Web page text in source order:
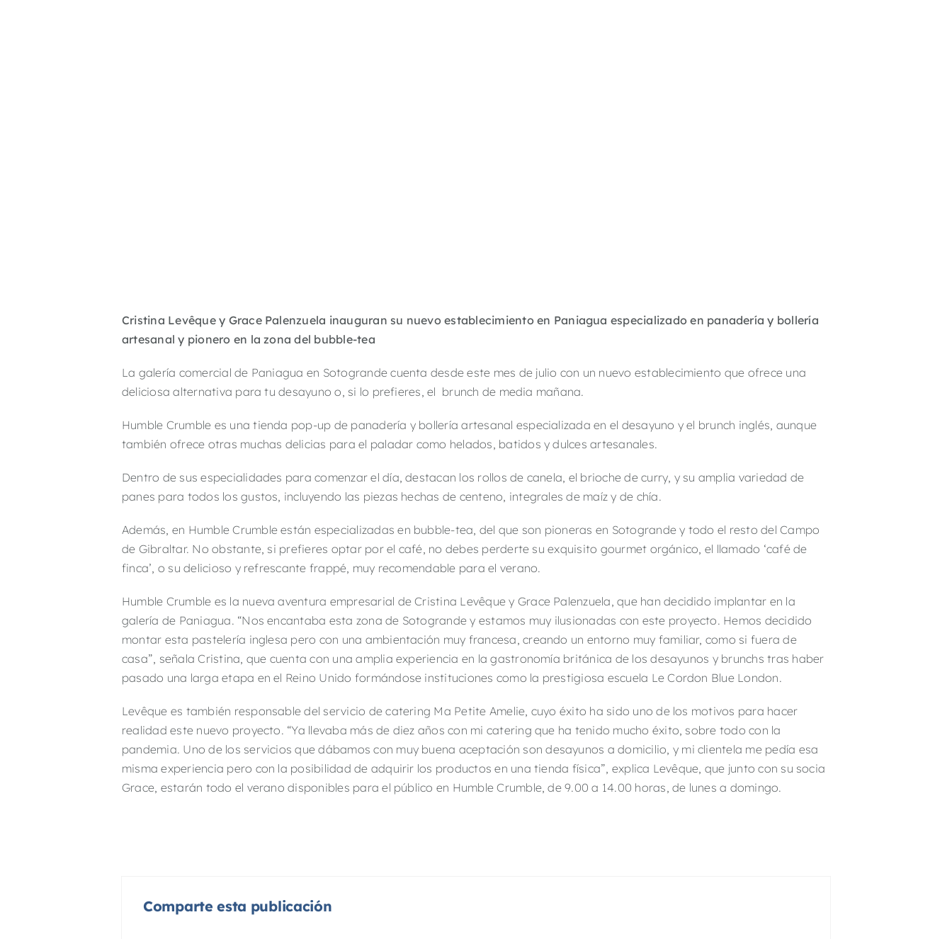
Cristina Levêque y Grace Palenzuela inauguran su nuevo establecimiento en Paniagua especializado en panadería y bollería
artesanal y pionero en la zona del bubble-tea
La galería comercial de Paniagua en Sotogrande cuenta desde este mes de julio con un nuevo establecimiento que ofrece una
deliciosa alternativa para tu desayuno o, si lo prefieres, el brunch de media mañana.
Humble Crumble es una tienda pop-up de panadería y bollería artesanal especializada en el desayuno y el brunch inglés, aunque
también ofrece otras muchas delicias para el paladar como helados, batidos y dulces artesanales.
Dentro de sus especialidades para comenzar el día, destacan los rollos de canela, el brioche de curry, y su amplia variedad de
panes para todos los gustos, incluyendo las piezas hechas de centeno, integrales de maíz y de chía.
Además, en Humble Crumble están especializadas en bubble-tea, del que son pioneras en Sotogrande y todo el resto del Campo
de Gibraltar. No obstante, si prefieres optar por el café, no debes perderte su exquisito gourmet orgánico, el llamado ‘café de
finca’, o su delicioso y refrescante frappé, muy recomendable para el verano.
Humble Crumble es la nueva aventura empresarial de Cristina Levêque y Grace Palenzuela, que han decidido implantar en la
galería de Paniagua. “Nos encantaba esta zona de Sotogrande y estamos muy ilusionadas con este proyecto. Hemos decidido
montar esta pastelería inglesa pero con una ambientación muy francesa, creando un entorno muy familiar, como si fuera de
casa”, señala Cristina, que cuenta con una amplia experiencia en la gastronomía británica de los desayunos y brunchs tras haber
pasado una larga etapa en el Reino Unido formándose instituciones como la prestigiosa escuela Le Cordon Blue London.
Levêque es también responsable del servicio de catering Ma Petite Amelie, cuyo éxito ha sido uno de los motivos para hacer
realidad este nuevo proyecto. “Ya llevaba más de diez años con mi catering que ha tenido mucho éxito, sobre todo con la
pandemia. Uno de los servicios que dábamos con muy buena aceptación son desayunos a domicilio, y mi clientela me pedía esa
misma experiencia pero con la posibilidad de adquirir los productos en una tienda física”, explica Levêque, que junto con su socia
Grace, estarán todo el verano disponibles para el público en Humble Crumble, de 9.00 a 14.00 horas, de lunes a domingo.
Comparte esta publicación